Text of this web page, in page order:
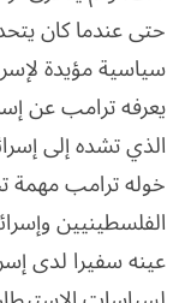
حتى عندما كان
سياسية مؤيدة
يعرفه ترامب عن
الذي تشده إلى
خوله ترامب مهمة
الفلسطينيين
عينه سفيرا لدى